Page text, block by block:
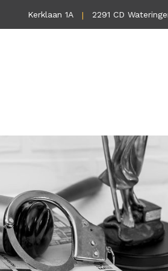
Kerklaan 1A 2291 CD